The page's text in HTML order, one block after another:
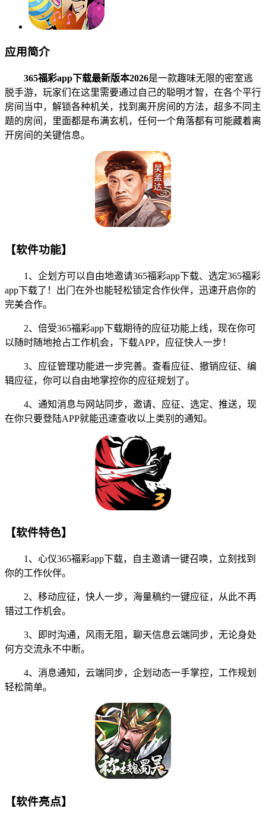
应用简介
365福彩app下载最新版本2026是一款趣味无限的密室逃
脱手游，玩家们在这里需要通过自己的聪明才智，在各个平行
房间当中，解锁各种机关，找到离开房间的方法，超多不同主
题的房间，里面都是布满玄机，任何一个角落都有可能藏着离
开房间的关键信息。
【软件功能】
1、企划方可以自由地邀请365福彩app下载、选定365福彩
app下载了！出门在外也能轻松锁定合作伙伴，迅速开启你的
完美合作。
2、倍受365福彩app下载期待的应征功能上线，现在你可
以随时随地抢占工作机会，下载APP，应征快人一步！
3、应征管理功能进一步完善。查看应征、撤销应征、编
辑应征，你可以自由地掌控你的应征规划了。
4、通知消息与网站同步，邀请、应征、选定、推送，现
在你只要登陆APP就能迅速查收以上类别的通知。
【软件特色】
1、心仪365福彩app下载，自主邀请一键召唤，立刻找到
你的工作伙伴。
2、移动应征，快人一步，海量稿约一键应征，从此不再
错过工作机会。
3、即时沟通，风雨无阻，聊天信息云端同步，无论身处
何方交流永不中断。
4、消息通知，云端同步，企划动态一手掌控，工作规划
轻松简单。
【软件亮点】